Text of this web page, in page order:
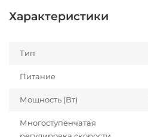
Характеристики
Тип
Питание
Мощность (Вт)
Многоступенчатая